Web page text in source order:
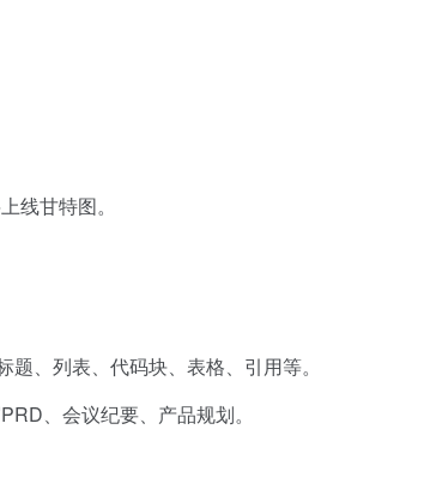
线甘特图。
题、列表、代码块、表格、引用等。
、会议纪要、产品规划。